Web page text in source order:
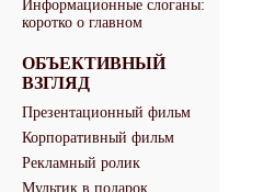
Информационные слоганы:
коротко о главном
ОБЪЕКТИВНЫЙ
ВЗГЛЯД
Презентационный фильм
Корпоративный фильм
Рекламный ролик
Мультик в подарок